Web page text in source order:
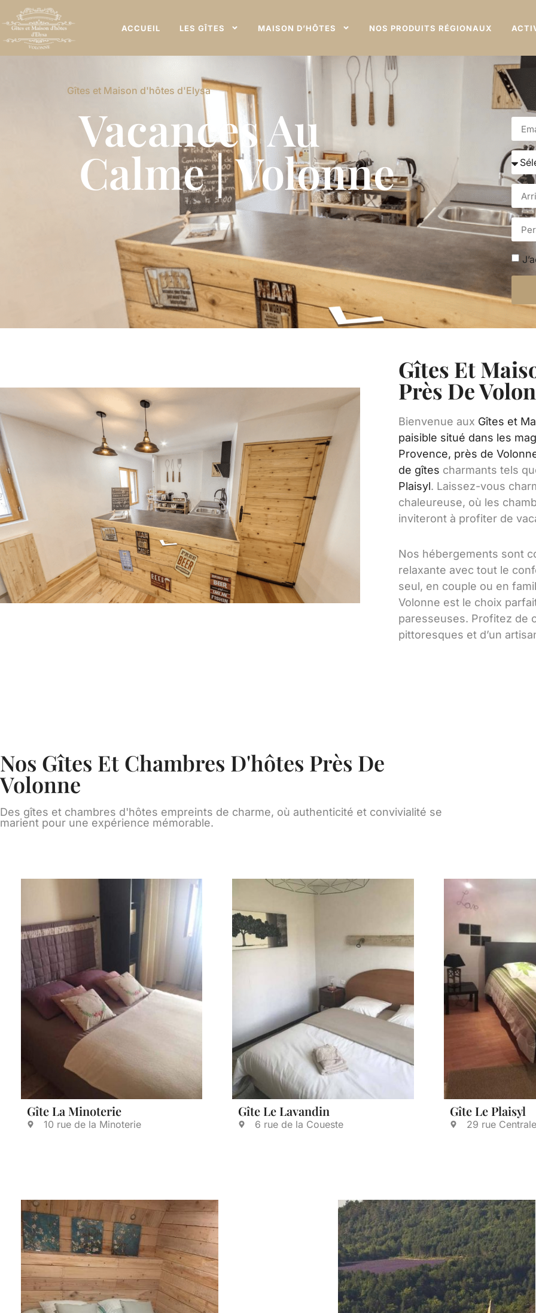
ACCUEIL LES GÎTES MAISON D’HÔTES NOS PRODUITS RÉGIONAUX
Gîtes et Maison d'hôtes d'Elysa
Vacances Au
Calme | Volonne
Gîtes Et
Près De
Bienvenue aux Gîtes et
paisible situé dans les
Provence, près de
de gîtes charmants tels
Plaisyl. Laissez-vous
chaleureuse, où les
inviteront à profiter de
Nos hébergements sont
relaxante avec tout le
seul, en couple ou en
Volonne est le choix
paresseuses. Profitez de
pittoresques et d’un
Nos Gîtes Et Chambres D'hôtes Près De
Volonne
Des gîtes et chambres d'hôtes empreints de charme, où authenticité et convivialité se
marient pour une expérience mémorable.
Gîte La Minoterie
10 rue de la Minoterie
Gîte Le Lavandin
6 rue de la Coueste
Gîte Le Plaisyl
29 rue Centrale